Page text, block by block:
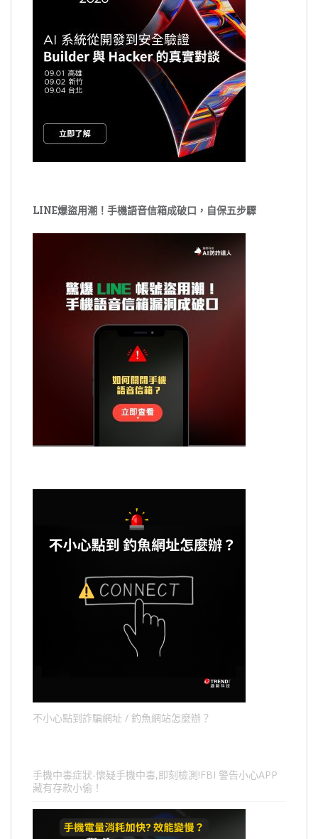
LINE爆盜用潮！手機語音信箱成破口，自保五步驟
不小心點到詐騙網址 / 釣魚網站怎麼辦？
手機中毒症狀-懷疑手機中毒,即刻檢測!FBI 警告小心APP
藏有存款小偷！